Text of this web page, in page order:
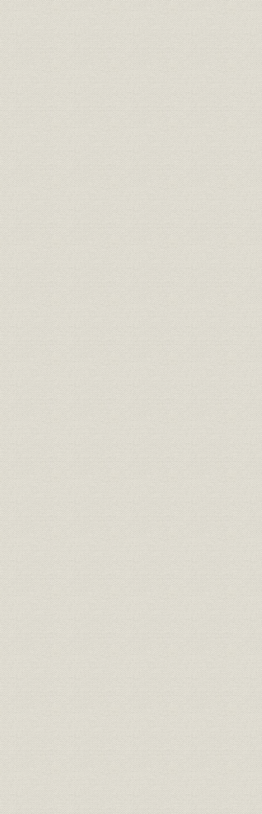
第二章 纂録
一、 厚生施設の拡充
二、 日本最高の鉄筋コンクリート煙突を建てる
三、 赤松亡国論と救国論
四、 王子造林会社と業績
五、 亜硫酸パルプ廃液アルコール創製
六、 国産人絹パルプ創製の苦心
第八篇 太平洋戦争前後時代(自昭和十八年至同二十年)
総説
一、 戦時下の王子製紙経営
二、 業界統制力の強化と終戦
第一章 足立正社長就任と大戦下の経営
一、 企業整備と生産合理化
二、 自由経済から統制経済へ
三、 南方地域への進出と超重点産業政策の強行
四、 電力管理法と発電所の強制出資
一、 北海水力電気会社
二、 雨龍電力株式会社
五、 軍の監督工場指定と転換工場
六、 傍系会社経営に全力を傾倒す
一、 北鮮製紙化学工業会社
二、 鴨緑江製紙会社
七、 太平洋戦争決戦段階に入る
八、 原子力爆弾投下と戦争終結
九、 マッカーサー元帥の進駐と占領政策の実施
十、 足立社長の辞職経緯と後任幹部の推薦
一一、終戦直後に発揮した王子製紙の組織力
第二章 纂録
一、 海洋筏の組立に先鞭をつける
二、 王子製紙の鉄道事業
一、 王子軽便鉄道
二、 苫小牧軽便鉄道会社
三、 日高拓殖鉄道会社
四、 北海道鉄道会社